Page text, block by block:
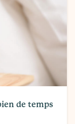
de temps